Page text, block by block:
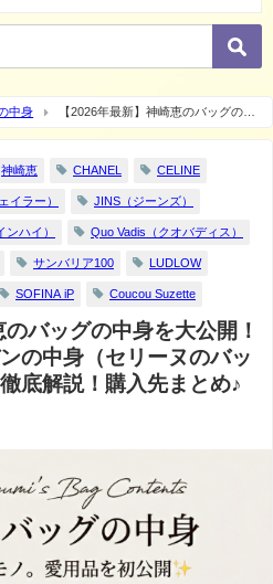
中身
【2026年最新】神崎恵のバッグの中
中身（セリーヌのバッグや愛用アイテム）を
神崎恵 CHANEL CELINE
イラー） JINS（ジーンズ）
ンハイ） Quo Vadis（クオバディス）
サンバリア100 LUDLOW
SOFINA iP Coucou Suzette
バッグの中身を大公開！
の中身（セリーヌのバッ
底解説！購入先まとめ♪